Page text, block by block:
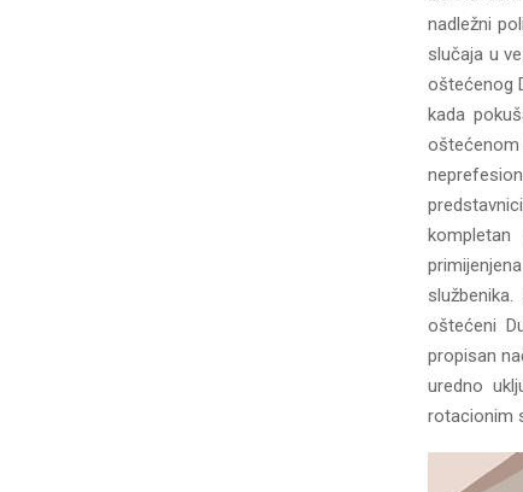
nadležni
slučaja u
oštećenog
kada
oštećeni
propisan
uredno
rotacionim